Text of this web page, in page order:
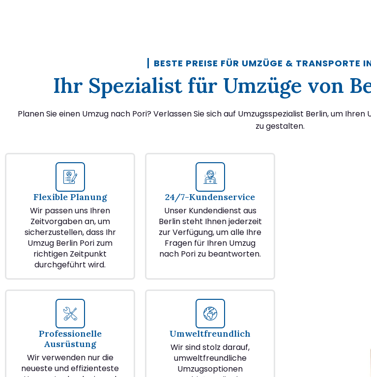
BESTE PREISE FÜR UMZÜGE & TRANSPORTE
Ihr Spezialist für Umzüge von
Planen Sie einen Umzug nach Pori? Verlassen Sie sich auf Umzugsspezialist Berlin, um
zu gestalten.
Flexible Planung
Wir passen uns Ihren
Zeitvorgaben an, um
sicherzustellen, dass Ihr
Umzug Berlin Pori zum
richtigen Zeitpunkt
durchgeführt wird.
24/7-Kundenservice
Unser Kundendienst aus
Berlin steht Ihnen jederzeit
zur Verfügung, um alle Ihre
Fragen für Ihren Umzug
nach Pori zu beantworten.
Professionelle
Ausrüstung
Wir verwenden nur die
neueste und effizienteste
Umweltfreundlich
Wir sind stolz darauf,
umweltfreundliche
Umzugsoptionen